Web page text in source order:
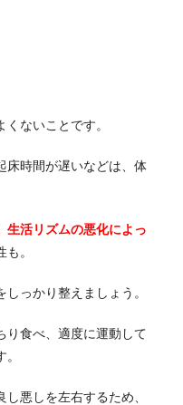
ないことです。
床時間が遅いなどは、体
生活リズムの悪化によっ
も。
っかり整えましょう。
り食べ、適度に運動して
悪しを左右するため、